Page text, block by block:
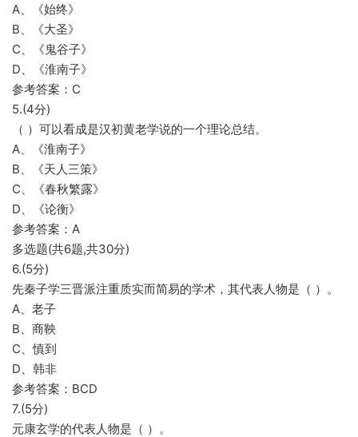
A、《始终》
B、《大圣》
C、《鬼谷子》
D、《淮南子》
参考答案：C
5.(4分)
（ ）可以看成是汉初黄老学说的一个理论总结。
A、《淮南子》
B、《天人三策》
C、《春秋繁露》
D、《论衡》
参考答案：A
多选题(共6题,共30分)
6.(5分)
先秦子学三晋派注重质实而简易的学术，其代表人物是（ ）。
A、老子
B、商鞅
C、慎到
D、韩非
参考答案：BCD
7.(5分)
元康玄学的代表人物是（ ）。